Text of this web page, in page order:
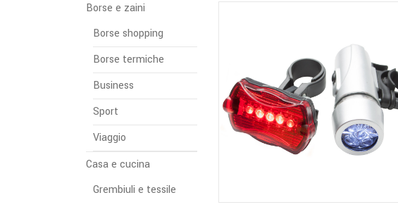
Borse e zaini
Borse shopping
Borse termiche
Business
Sport
Viaggio
Casa e cucina
Grembiuli e tessile